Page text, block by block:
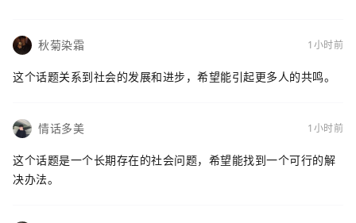
秋菊染霜 1小时前
这个话题关系到社会的发展和进步，希望能引起更多人的共鸣。
情话多美 1小时前
这个话题是一个长期存在的社会问题，希望能找到一个可行的解
决办法。